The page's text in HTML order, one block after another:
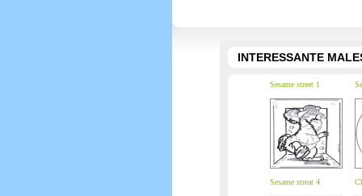
INTERESSANTE
Sesame street 1
Sesame streat 4